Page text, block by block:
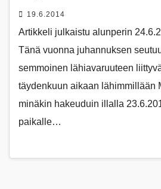
19.6.2014
Artikkeli julkaistu alunperin
Tänä vuonna juhannuksen
semmoinen lähiavaruuteen
täydenkuun aikaan lähimmillään
minäkin hakeuduin illalla
paikalle…